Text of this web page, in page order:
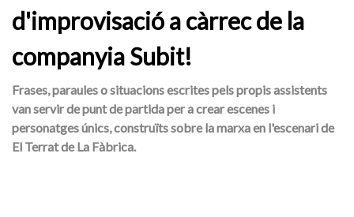
d'improvisació a càrrec de la
companyia Subit!
Frases, paraules o situacions escrites pels propis assistents
van servir de punt de partida per a crear escenes i
personatges únics, construïts sobre la marxa en l'escenari de
El Terrat de La Fàbrica.